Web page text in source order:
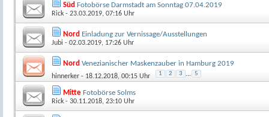
Süd Fotobörse Darmstadt am Sonntag 07.04.2019
Rick - 23.03.2019, 07:16 Uhr
Nord Einladung zur Vernissage/Ausstellungen
Jubi - 02.03.2019, 17:26 Uhr
Nord Venezianischer Maskenzauber in Hamburg 2019
hinnerker - 18.12.2018, 00:15 Uhr 1 2 3 ... 5
Mitte Fotobörse Solms
Rick - 30.11.2018, 23:10 Uhr